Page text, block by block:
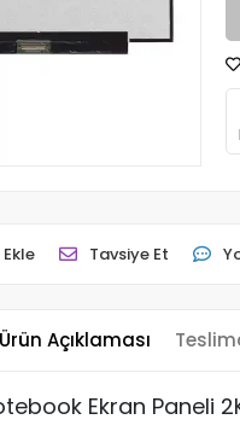
Tavsiye Et
Ürün Açıklaması
Ekran Paneli